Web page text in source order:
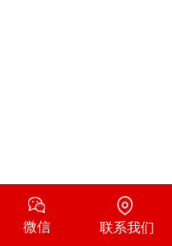
微信 联系我们